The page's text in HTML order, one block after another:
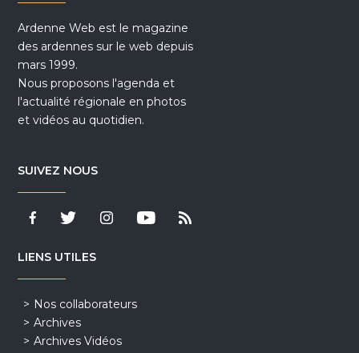
Ardenne Web est le magazine
des ardennes sur le web depuis
mars 1999.
Nous proposons l'agenda et
l'actualité régionale en photos
et vidéos au quotidien.
SUIVEZ NOUS
LIENS UTILES
Nos collaborateurs
Archives
Archives Vidéos